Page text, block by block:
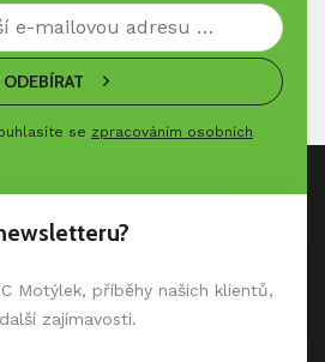
ODEBÍRAT
se zpracováním osobních
Motýlek, příběhy našich klientů,
zajímavosti.